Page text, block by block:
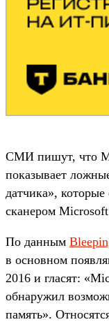
СМИ пишут, что
показывает
датчика»,
сканером
По данным
в основном
2016 и гласят:
обнаружил
память».